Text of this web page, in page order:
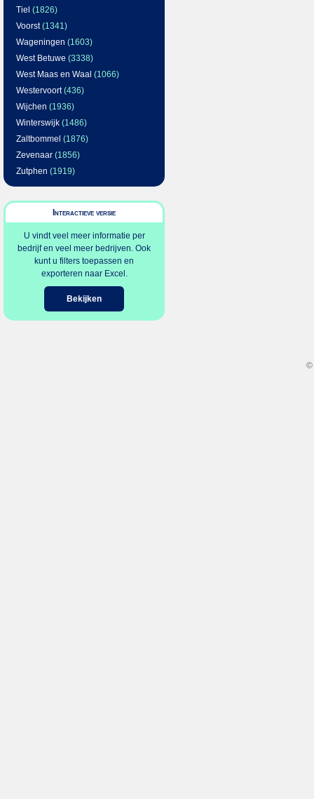
Tiel (1826)
Voorst(1341)
Wageningen (1603)
West Betuwe (3338)
West Maas en Waal (1066)
Westervoort(436)
Wijchen (1936)
Winterswijk (1486)
Zaltbommel (1876)
Zevenaar (1856)
Zutphen (1919)
Interactieve versie
U vindt veel meer informatie per
bedrijf en veel meer bedrijven. Ook
kunt u filters toepassen en
exporteren naar Excel.
Bekijken
©